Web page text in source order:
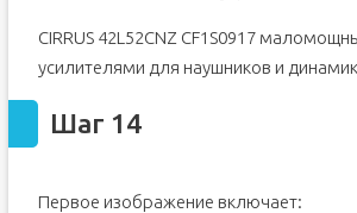
CIRRUS 42L52CNZ CF1S0917
усилителями для наушников и
Шаг 14
Первое изображение включает: